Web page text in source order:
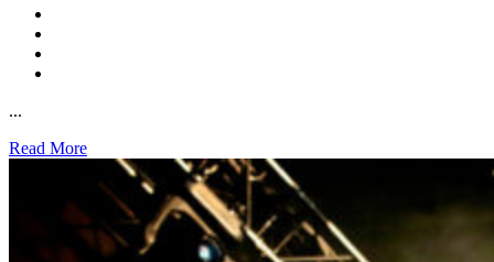
...
Read More